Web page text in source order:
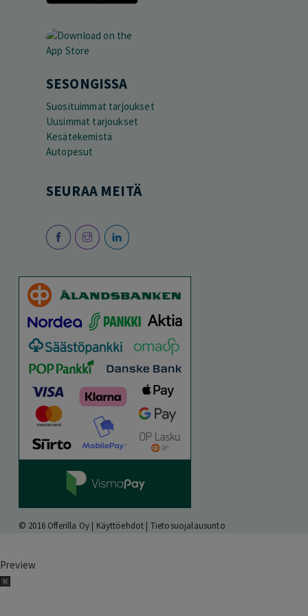
SESONGISSA
Suosituimmat tarjoukset
Uusimmat tarjoukset
Kesätekemistä
Autopesut
SEURAA MEITÄ
© 2016 Offerilla Oy | Käyttöehdot | Tietosuojalausunto
Preview